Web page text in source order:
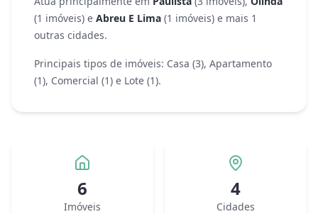
(1 imóveis) e Abreu E Lima (1 imóveis) e mais 1
outras cidades.
Principais tipos de imóveis: Casa (3), Apartamento
(1), Comercial (1) e Lote (1).
6
Imóveis
4
Cidades